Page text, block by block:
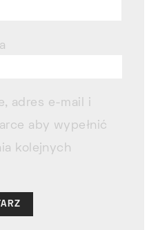
adres e-mail i
aby wypełnić
kolejnych